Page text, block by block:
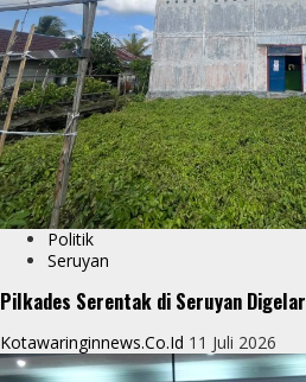
Politik
Seruyan
Pilkades Serentak di Seruyan Digelar
Kotawaringinnews.co.id 11 Juli 2026